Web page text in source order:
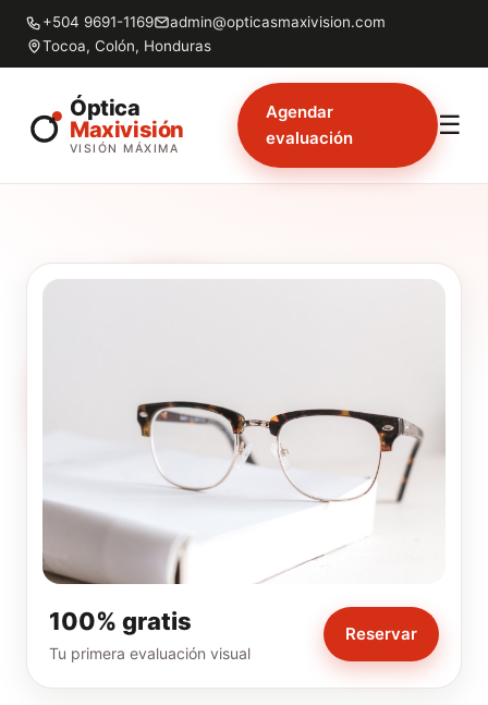
+504 9691-1169
admin@opticasmaxivision.com
Tocoa, Colón, Honduras
Óptica
Maxivisión
VISIÓN MÁXIMA
Agendar
evaluación
☰
100% gratis
Tu primera evaluación visual
Reservar